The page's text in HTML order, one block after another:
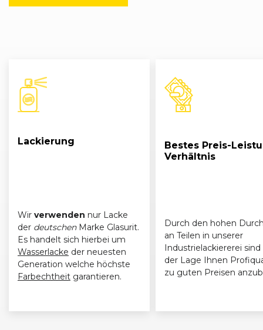
Lackierung
Wir verwenden nur Lacke
der deutschenMarke Glasurit.
Es handelt sich hierbei um
Wasserlacke der neuesten
Generation welche höchste
Farbechtheit garantieren.
Bestes Preis-
Verhältnis
Durch den hohen
an Teilen in unserer
Industrielackiererei sind
der Lage Ihnen
zu guten Preisen